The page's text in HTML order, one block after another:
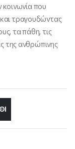
που
τραγουδώντας
τα πάθη, τις
της ανθρώπινης